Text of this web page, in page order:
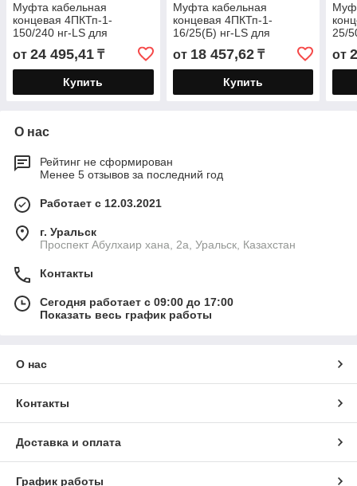
Муфта кабельная
концевая 4ПКТп-1-
150/240 нг-LS для
кабелей «нг-LS» с
пластмассовой изоляцией
до 1кВ
от 24 495,41 ₸
Купить
Муфта кабельная
концевая 4ПКТп-1-
16/25(Б) нг-LS для
кабелей «нг-LS» с
пластмассовой изоляцией
до 1кВ с
от 18 457,62₸
Купить
25/
до
от
О нас
Рейтинг не сформирован
Менее 5 отзывов за последний год
Работает с 12.03.2021
г. Уральск
Проспект Абулхаир хана, 2а, Уральск, Казахстан
Контакты
Сегодня работает с 09:00 до 17:00
Показать весь график работы
О нас
Контакты
Доставка и оплата
График работы